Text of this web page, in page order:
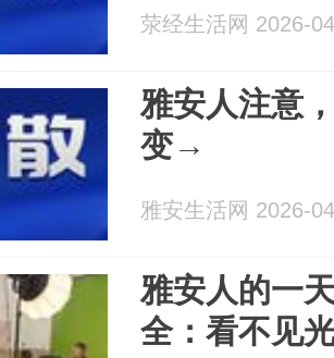
荥经生活网 2026-
雅安人注意
变→
雅安生活网 2026-
雅安人的一
全：看不见